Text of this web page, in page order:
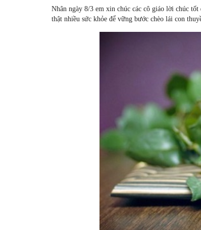
Nhân ngày 8/3 em xin chúc các cô giáo lời chúc
thật nhiều sức khỏe để vững bước chèo lái con